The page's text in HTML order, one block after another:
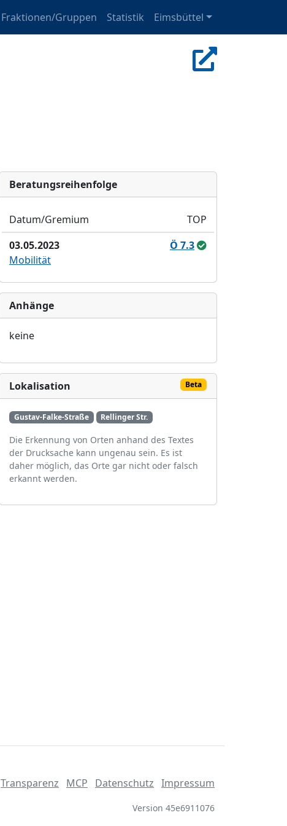
Fraktionen/Gruppen Statistik Eimsbüttel
Bera­tungs­reihen­folge
Datum/Gremium
TOP
03.05.2023
Ö 7.3
Mobilität
Anhänge
keine
Lokalisation Beta
Gustav-Falke-Straße Rellinger Str.
Die Erkennung von Orten anhand des Textes
der Drucksache kann ungenau sein. Es ist
daher möglich, das Orte gar nicht oder falsch
erkannt werden.
Transparenz MCP Datenschutz Impressum
Version 45e6911076